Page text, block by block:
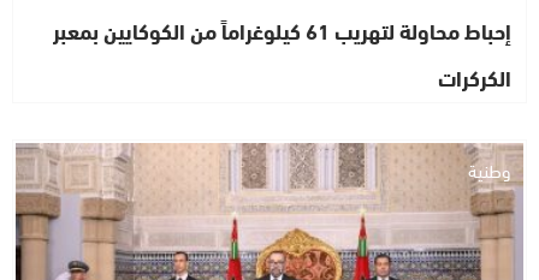
إحباط محاولة لتهريب 61 كيلوغراماً من الكوكايين بمعبر
الكركرات
وطنية